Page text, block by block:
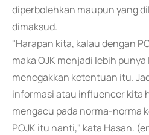
diperbolehkan maupun yang
dimaksud.
"Harapan kita, kalau dengan
maka OJK menjadi lebih
menegakkan ketentuan itu.
informasi atau influencer kita
mengacu pada norma-norma
POJK itu nanti," kata Hasan.